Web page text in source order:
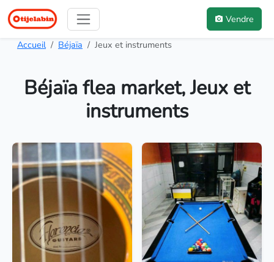
Vendre
Accueil Béjaïa Jeux et instruments
Béjaïa flea market, Jeux et
instruments